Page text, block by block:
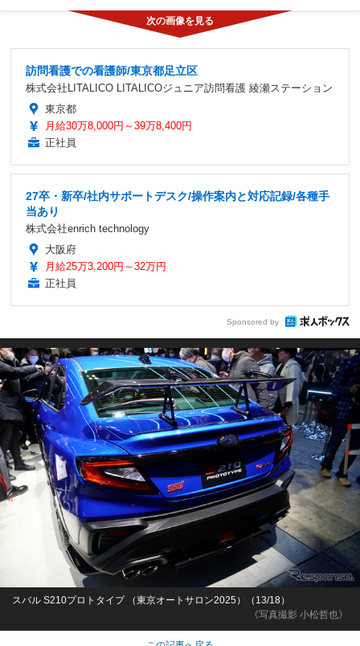
訪問看護での看護師/東京都足立区
株式会社LITALICO LITALICOジュニア訪問看護 綾瀬ステーション
東京都
月給30万8,000円～39万8,400円
正社員
27卒・新卒/社内サポートデスク/操作案内と対応記録/各種手
当あり
株式会社enrich technology
大阪府
月給25万3,200円～32万円
正社員
Sponsored by
《写真撮影 小松哲也》
スバル S210プロトタイプ （東京オートサロン2025）（13/18）